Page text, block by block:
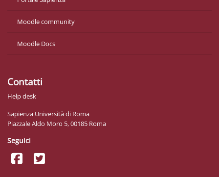
Moodle community
Moodle Docs
Contatti
Help desk
Sapienza Università di Roma
Piazzale Aldo Moro 5, 00185 Roma
Seguici